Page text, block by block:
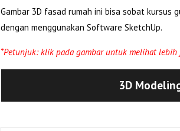
Gambar 3D fasad rumah ini bisa sobat kursus
dengan menggunakan Software SketchUp.
*Petunjuk: klik pada gambar untuk melihat lebih
3D